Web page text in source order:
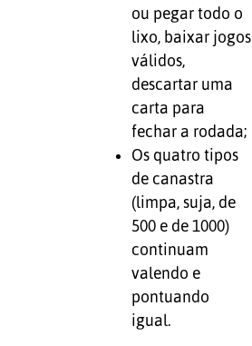
ou pegar todo o
lixo, baixar jogos
válidos,
descartar uma
carta para
fechar a rodada;
Os quatro tipos
de canastra
(limpa, suja, de
500 e de 1000)
continuam
valendo e
pontuando
igual.